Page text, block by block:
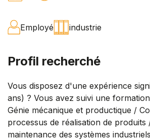
Employé industrie
Profil recherché
Vous disposez d'une expérience
ans) ? Vous avez suivi une
Génie mécanique et productique /
processus de réalisation de produits
maintenance des systèmes